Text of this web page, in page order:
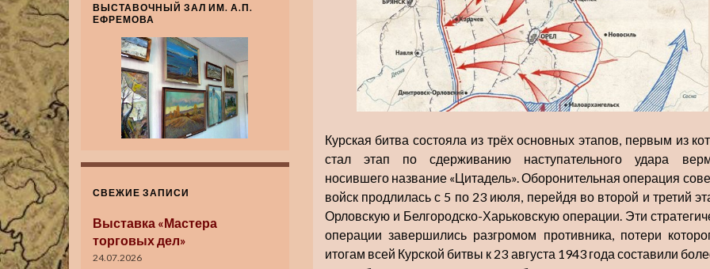
Курская битва состояла из трёх основных этапов, первым из
стал этап по сдерживанию наступательного удара
носившего название «Цитадель». Оборонительная операция
войск продлилась с 5 по 23 июля, перейдя во второй и третий
Орловскую и Белгородско-Харьковскую операции. Эти
операции завершились разгромом противника, потери
итогам всей Курской битвы к 23 августа 1943 года составили
ВЫСТАВОЧНЫЙ ЗАЛ ИМ. А.П.
ЕФРЕМОВА
СВЕЖИЕ ЗАПИСИ
Выставка «Мастера
торговых дел»
24.07.2026